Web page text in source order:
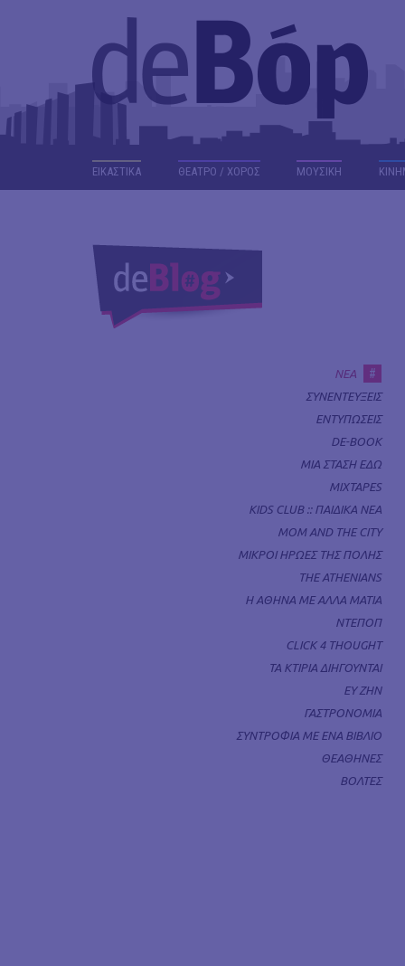
ΕΙΚΑΣΤΙΚΑ ΘΕΑΤΡΟ / ΧΟΡΟΣ ΜΟΥΣΙΚΗ
ΝΕΑ #
ΣΥΝΕΝΤΕΥΞΕΙΣ
ΕΝΤΥΠΩΣΕΙΣ
DE-BOOK
ΜΙΑ ΣΤΑΣΗ ΕΔΩ
MIXTAPES
KIDS CLUB :: ΠΑΙΔΙΚΑ ΝΕΑ
MOM AND THE CITY
ΜΙΚΡΟΙ ΗΡΩΕΣ ΤΗΣ ΠΟΛΗΣ
THE ATHENIANS
Η ΑΘΗΝΑ ΜΕ ΑΛΛΑ ΜΑΤΙΑ
ΝΤΕΠΟΠ
CLICK 4 THOUGHT
ΤΑ ΚΤΙΡΙΑ ΔΙΗΓΟΥΝΤΑΙ
ΕΥ ΖΗΝ
ΓΑΣΤΡΟΝΟΜΙΑ
ΣΥΝΤΡΟΦΙΑ ΜΕ ΕΝΑ ΒΙΒΛΙΟ
ΘΕΑΘΗΝΕΣ
ΒΟΛΤΕΣ